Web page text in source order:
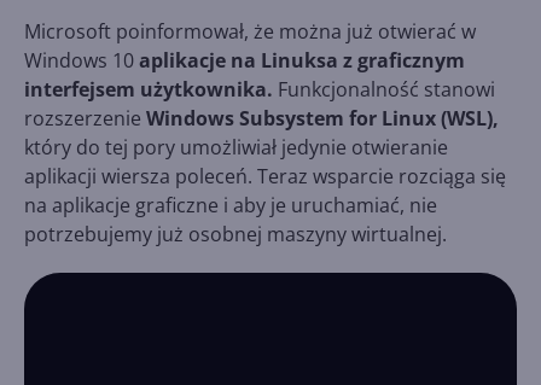
Microsoft poinformował, że można już otwierać w
Windows 10aplikacje na Linuksa z graficznym
interfejsem użytkownika. Funkcjonalność stanowi
rozszerzenie Windows Subsystem for Linux (WSL),
który do tej pory umożliwiał jedynie otwieranie
aplikacji wiersza poleceń. Teraz wsparcie rozciąga się
na aplikacje graficzne i aby je uruchamiać, nie
potrzebujemy już osobnej maszyny wirtualnej.